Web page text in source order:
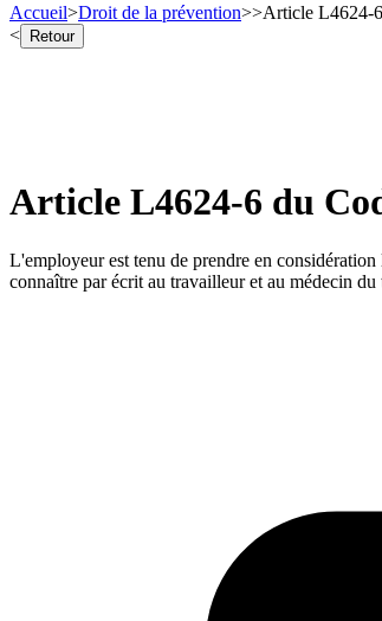
Accueil>Droit de la prévention>>Article L4624-
< Retour
Article L4624-6 du
L'employeur est tenu de prendre en
connaître par écrit au travailleur et au médecin